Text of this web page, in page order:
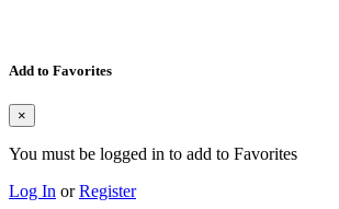
Add to Favorites
×
You must be logged in to add to Favorites
Log In orRegister